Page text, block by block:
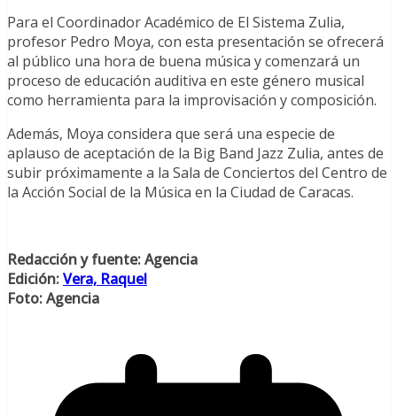
Para el Coordinador Académico de El Sistema Zulia,
profesor Pedro Moya, con esta presentación se ofrecerá
al público una hora de buena música y comenzará un
proceso de educación auditiva en este género musical
como herramienta para la improvisación y composición.
Además, Moya considera que será una especie de
aplauso de aceptación de la Big Band Jazz Zulia, antes de
subir próximamente a la Sala de Conciertos del Centro de
la Acción Social de la Música en la Ciudad de Caracas.
Redacción y fuente: Agencia
Edición:Vera, Raquel
Foto: Agencia